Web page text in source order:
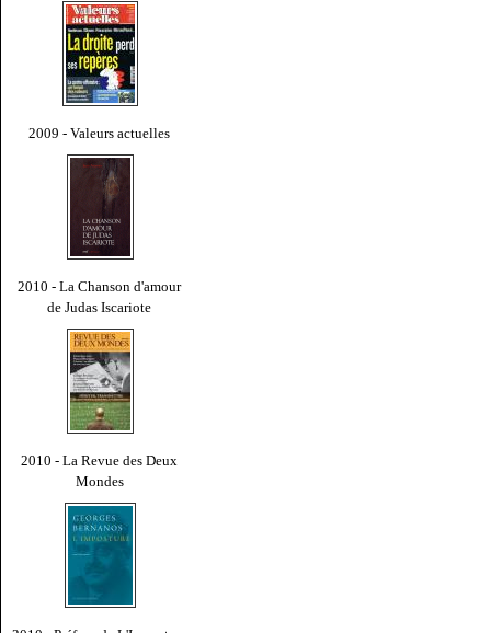
2009 - Valeurs actuelles
2010 - La Chanson d'amour
de Judas Iscariote
2010 - La Revue des Deux
Mondes